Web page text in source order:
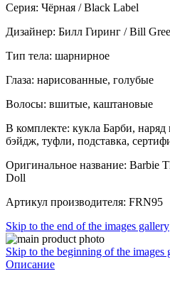
Серия: Чёрная / Black Label
Дизайнер: Билл Гиринг / Bill
Тип тела: шарнирное
Глаза: нарисованные, голубые
Волосы: вшитые, каштановые
В комплекте: кукла Барби,
бэйдж, туфли, подставка,
Оригинальное название: Barbie
Doll
Артикул производителя: FRN95
Skip to the end of the images gallery
Skip to the beginning of the images
Описание